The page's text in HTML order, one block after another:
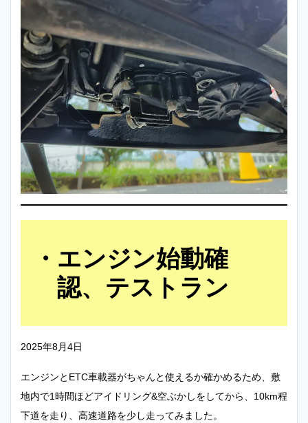
エンジン始動確
認、テストラン
2025年8月4日
エンジンとETC車載器がちゃんと使えるか確かめるため、敷
地内で1時間ほどアイドリング&空ぶかしをしてから、10km程
下道を走り、高速道路を少し走ってみました。